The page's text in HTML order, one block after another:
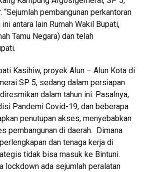
pembangunan perkantoran
antara lain Rumah Wakil Bupati,
Tamu Negara) dan telah
Kasihiw, proyek Alun – Alun Kota di
SP 5, sedang dalam persiapan
dalam tahun ini. Pasalnya,
Pandemi Covid-19, dan beberapa
penutupan akses, menyebabkan
pembangunan di daerah. Dimana
dan tenaga kerja di
tidak bisa masuk ke Bintuni.
lockdown ada sejumlah peralatan